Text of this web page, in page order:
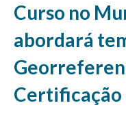
Curso no
abordará
Certificação